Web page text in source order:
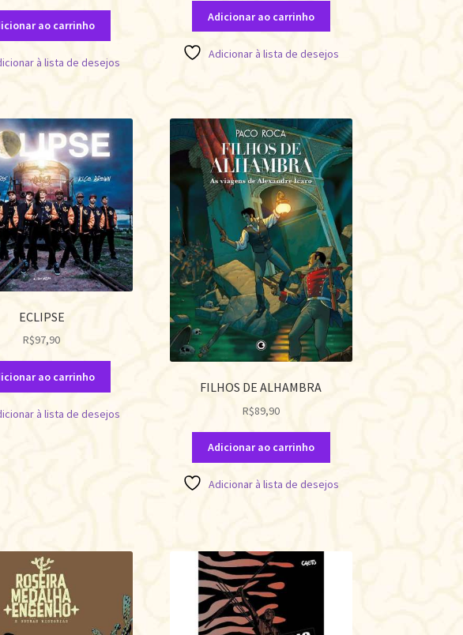
ao carrinho
à lista de desejos
Adicionar ao carrinho
Adicionar à lista de desejos
ECLIPSE
R$97,90
ao carrinho
à lista de desejos
FILHOS DE ALHAMBRA
R$89,90
Adicionar ao carrinho
Adicionar à lista de desejos